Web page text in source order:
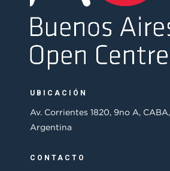
UBICACIÓN
Av. Corrientes 1820, 9no A,
Argentina
CONTACTO